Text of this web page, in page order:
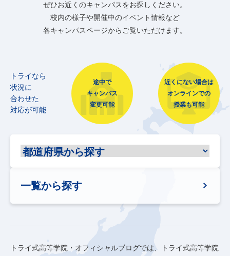
ぜひお近くのキャンパスをお探しください。
校内の様子や開催中のイベント情報など
各キャンパスページからご覧いただけます。
トライなら
状況に
合わせた
対応が可能
途中で
キャンパス
変更可能
近くにない場合は
オンラインでの
授業も可能
一覧から探す
トライ式高等学院・オフィシャルブログでは、トライ式高等学院